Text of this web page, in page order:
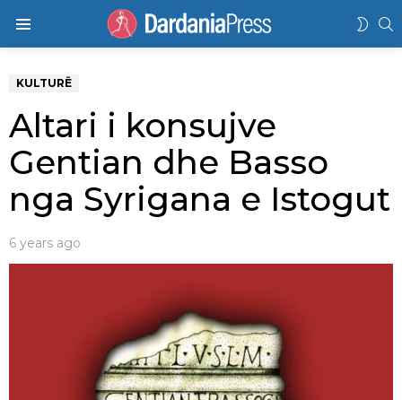
KULTURË
Altari i konsujve
Gentian dhe Basso
nga Syrigana e Istogut
6 years ago